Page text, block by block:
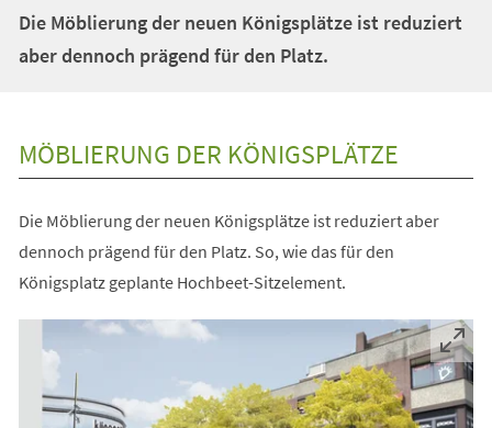
Die Möblierung der neuen Königsplätze ist reduziert
aber dennoch prägend für den Platz.
MÖBLIERUNG DER KÖNIGSPLÄTZE
Die Möblierung der neuen Königsplätze ist reduziert aber
dennoch prägend für den Platz. So, wie das für den
Königsplatz geplante Hochbeet-Sitzelement.